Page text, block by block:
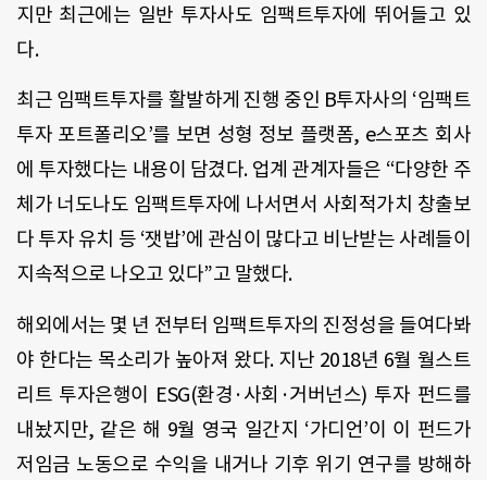
지만 최근에는 일반 투자사도 임팩트투자에 뛰어들고 있
다.
최근 임팩트투자를 활발하게 진행 중인 B투자사의 ‘임팩트
투자 포트폴리오’를 보면 성형 정보 플랫폼, e스포츠 회사
에 투자했다는 내용이 담겼다. 업계 관계자들은 “다양한 주
체가 너도나도 임팩트투자에 나서면서 사회적가치 창출보
다 투자 유치 등 ‘잿밥’에 관심이 많다고 비난받는 사례들이
지속적으로 나오고 있다”고 말했다.
해외에서는 몇 년 전부터 임팩트투자의 진정성을 들여다봐
야 한다는 목소리가 높아져 왔다. 지난 2018년 6월 월스트
리트 투자은행이 ESG(환경·사회·거버넌스) 투자 펀드를
내놨지만, 같은 해 9월 영국 일간지 ‘가디언’이 이 펀드가
저임금 노동으로 수익을 내거나 기후 위기 연구를 방해하